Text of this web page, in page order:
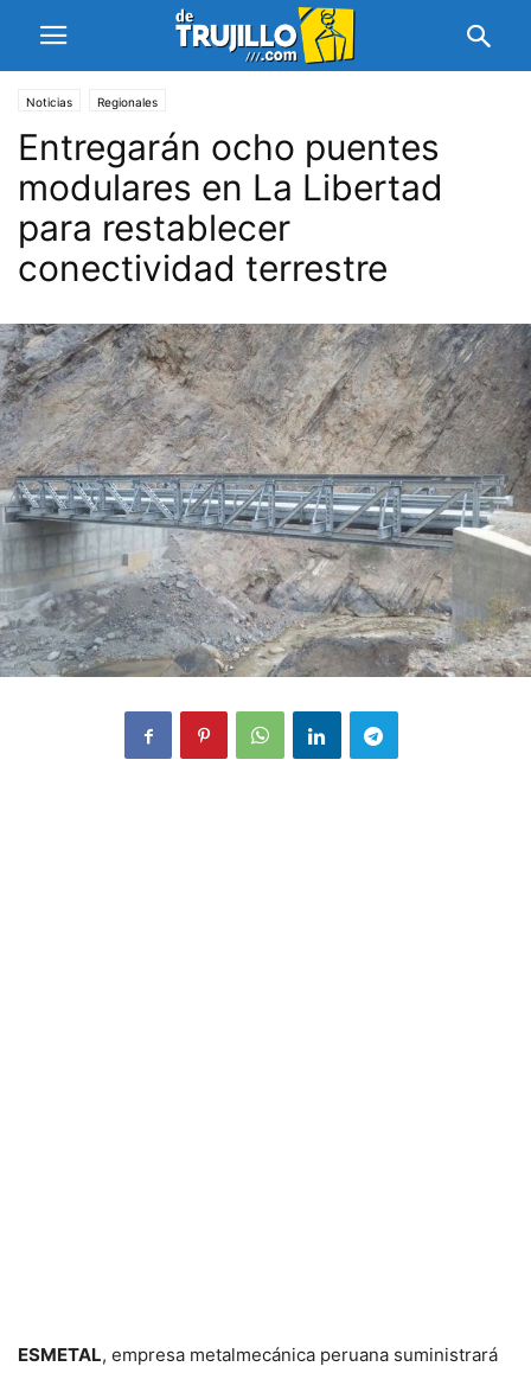
Noticias Regionales
Entregarán ocho puentes
modulares en La Libertad
para restablecer
conectividad terrestre
ESMETAL, empresa metalmecánica peruana suministrará